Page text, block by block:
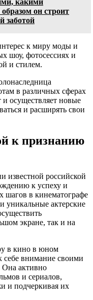
какими
он строит
заботой
к миру моды и
шоу, фотосессиях и
и стилем.
в различных сферах
осуществляет новые
и расширять свои
к признанию
известной российской
к успеху и
шагов в кинематографе
уникальные актерские
экране, так и на
в кино в юном
себе внимание своими
активно
и сериалов,
и подчеркивая их